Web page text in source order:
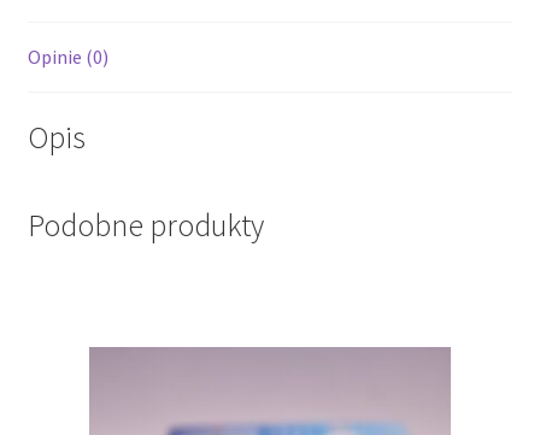
Opinie (0)
Opis
Podobne produkty